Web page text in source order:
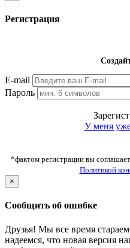
Регистрация
E-mail
Пароль
У меня уже
*фактом регистрации вы
Политикой
×
Сообщить об ошибке
Друзья! Мы все время
надеемся, что новая версия